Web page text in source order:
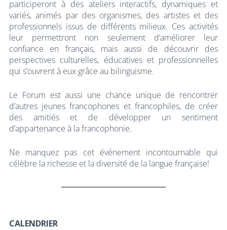
participeront à des ateliers interactifs, dynamiques et
variés, animés par des organismes, des artistes et des
professionnels issus de différents milieux. Ces activités
leur permettront non seulement d’améliorer leur
confiance en français, mais aussi de découvrir des
perspectives culturelles, éducatives et professionnelles
qui s’ouvrent à eux grâce au bilinguisme.
Le Forum est aussi une chance unique de rencontrer
d’autres jeunes francophones et francophiles, de créer
des amitiés et de développer un sentiment
d’appartenance à la francophonie.
Ne manquez pas cet événement incontournable qui
célèbre la richesse et la diversité de la langue française!
CALENDRIER